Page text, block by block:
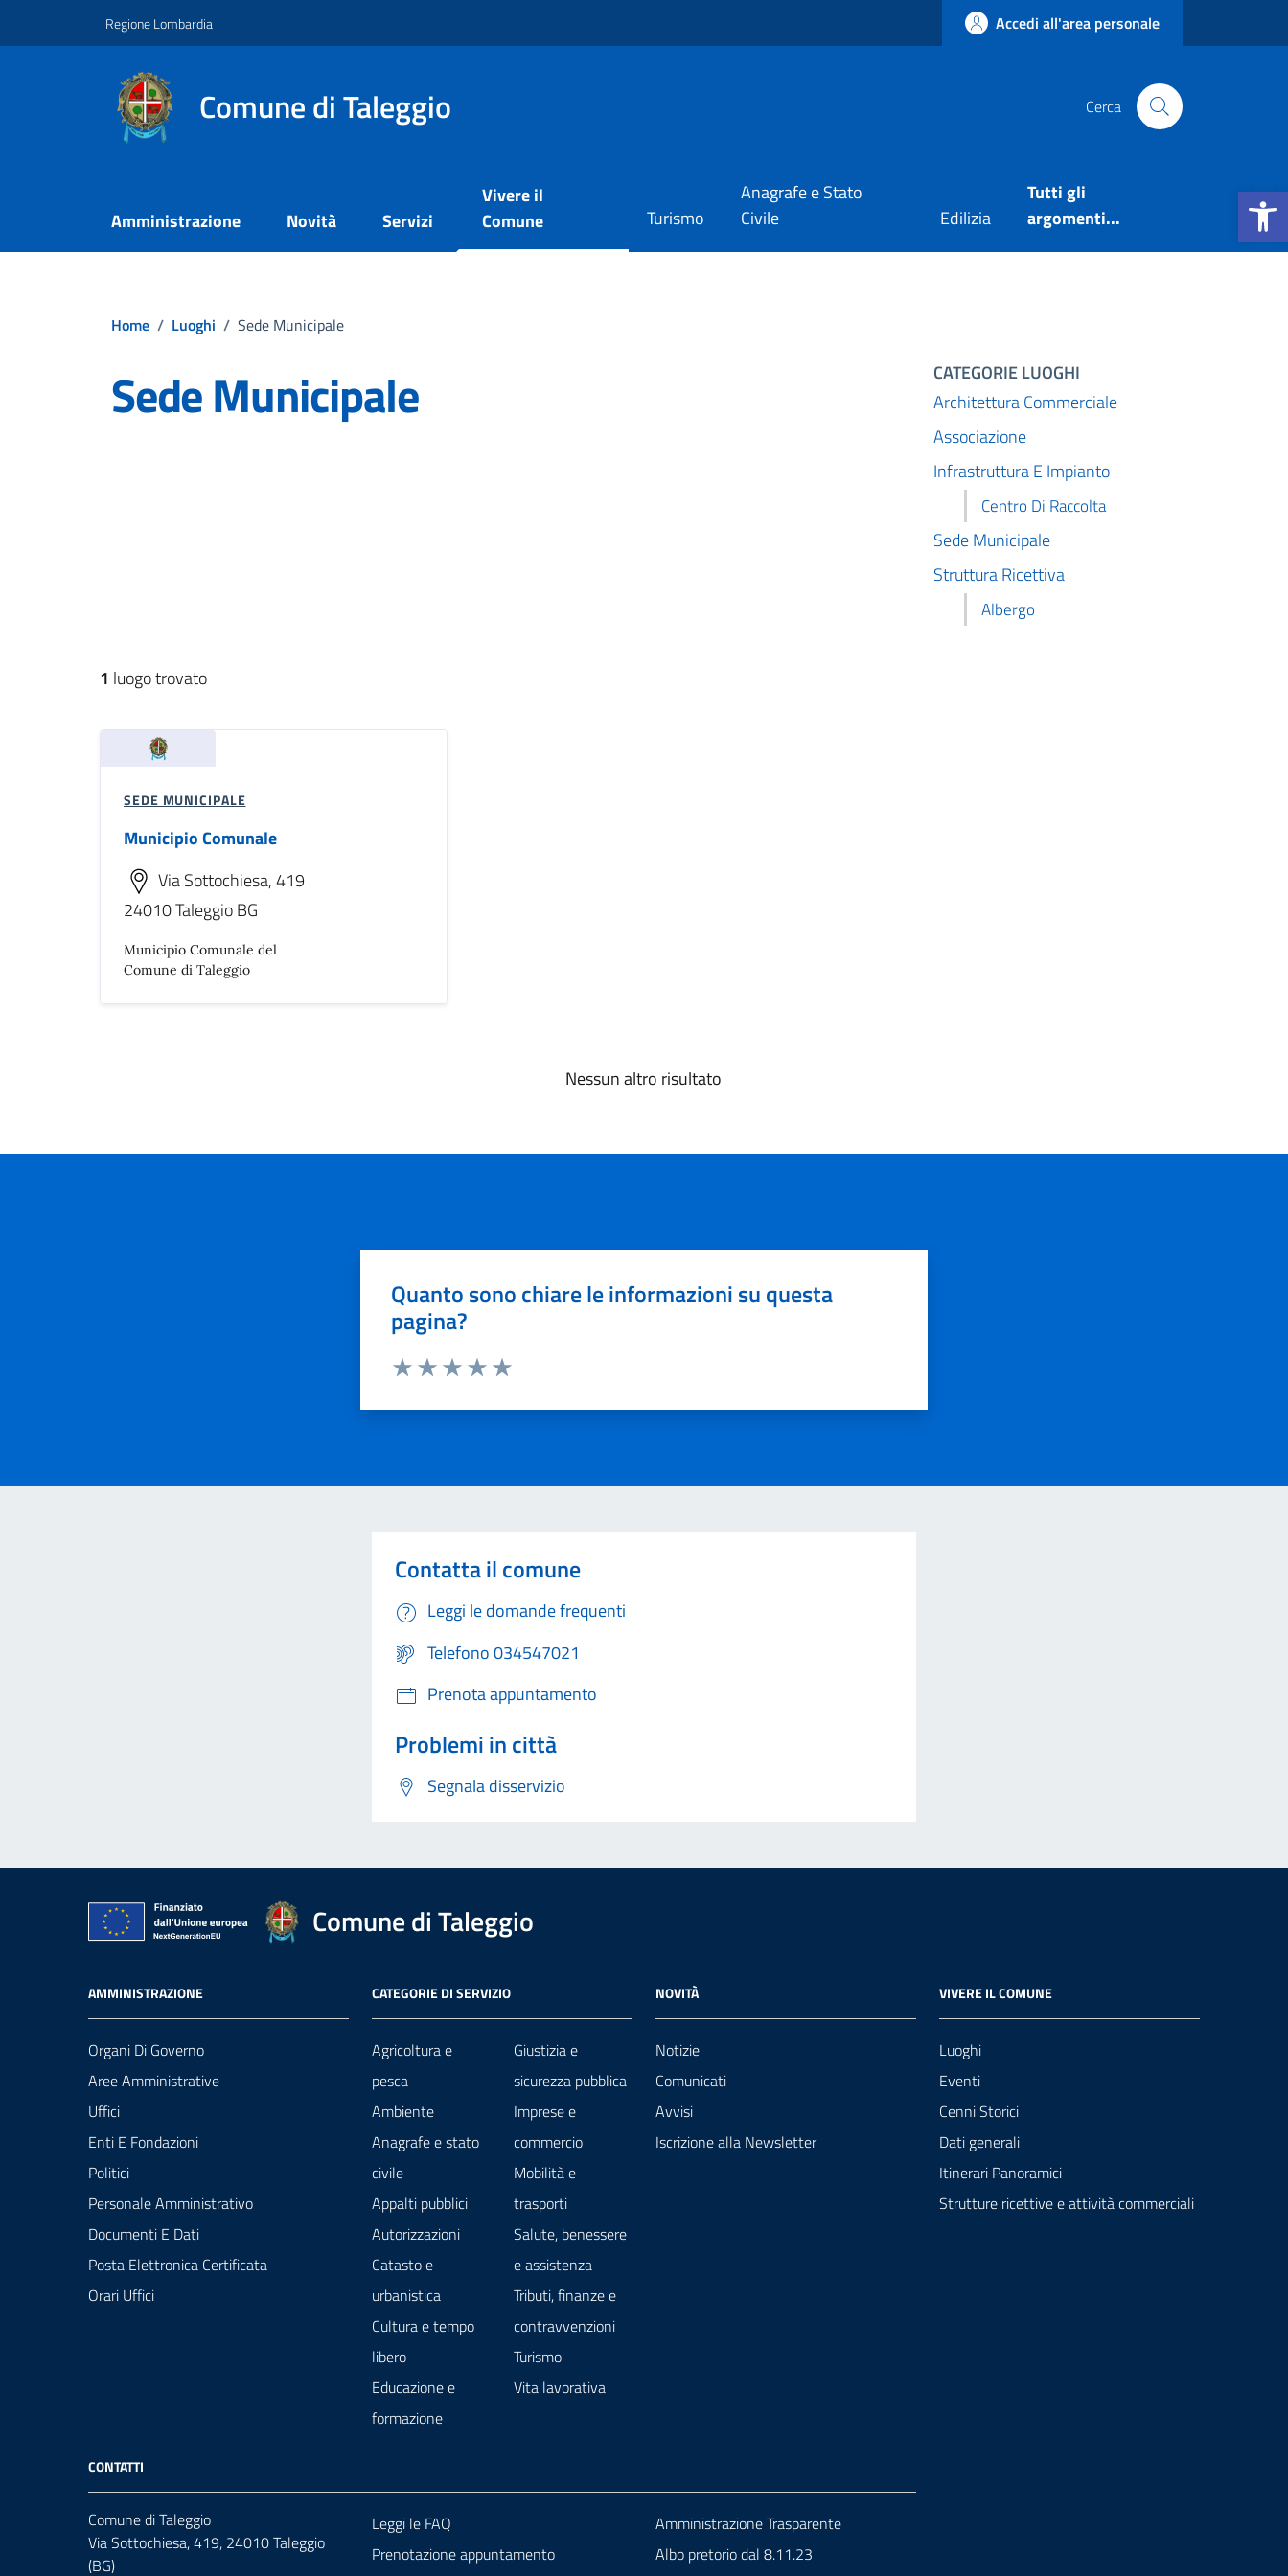
Apri la
Regione Lombardia Accedi all'area personale
Comune di Taleggio Cerca
Amministrazione Novità Servizi
Vivere il
Comune
Turismo
Anagrafe e Stato
Civile
Edilizia
Tutti gli
argomenti...
Home / Luoghi / Sede Municipale
Sede Municipale
CATEGORIE LUOGHI
Architettura Commerciale
Associazione
Infrastruttura E Impianto
Centro Di Raccolta
Sede Municipale
Struttura Ricettiva
Albergo
1 luogo trovato
SEDE MUNICIPALE
Municipio Comunale
Via Sottochiesa, 419
24010 Taleggio BG
Municipio Comunale del
Comune di Taleggio
Nessun altro risultato
Quanto sono chiare le informazioni su questa
pagina?
Contatta il comune
Leggi le domande frequenti
Telefono 034547021
Prenota appuntamento
Problemi in città
Segnala disservizio
Comune di Taleggio
AMMINISTRAZIONE
Organi Di Governo
Aree Amministrative
Uffici
Enti E Fondazioni
Politici
Personale Amministrativo
Documenti E Dati
Posta Elettronica Certificata
Orari Uffici
CATEGORIE DI SERVIZIO
Agricoltura e
pesca
Ambiente
Anagrafe e stato
civile
Appalti pubblici
Autorizzazioni
Catasto e
urbanistica
Cultura e tempo
libero
Educazione e
formazione
Giustizia e
sicurezza pubblica
Imprese e
commercio
Mobilità e
trasporti
Salute, benessere
e assistenza
Tributi, finanze e
contravvenzioni
Turismo
Vita lavorativa
NOVITÀ
Notizie
Comunicati
Avvisi
Iscrizione alla Newsletter
VIVERE IL COMUNE
Luoghi
Eventi
Cenni Storici
Dati generali
Itinerari Panoramici
Strutture ricettive e attività commerciali
CONTATTI
Comune di Taleggio
Via Sottochiesa, 419, 24010 Taleggio
(BG)
Leggi le FAQ
Prenotazione appuntamento
Amministrazione Trasparente
Albo pretorio dal 8.11.23